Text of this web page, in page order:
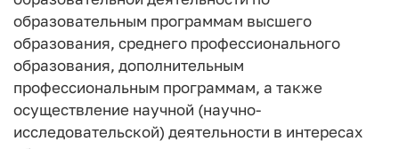
образовательным программам высшего
образования, среднего профессионального
образования, дополнительным
профессиональным программам, а также
осуществление научной (научно-
исследовательской) деятельности в интересах